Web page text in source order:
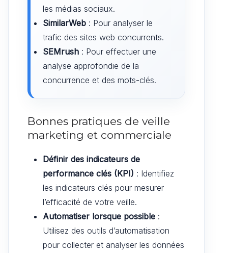
les médias sociaux.
SimilarWeb : Pour analyser le
trafic des sites web concurrents.
SEMrush : Pour effectuer une
analyse approfondie de la
concurrence et des mots-clés.
Bonnes pratiques de veille
marketing et commerciale
Définir des indicateurs de
performance clés (KPI) : Identifiez
les indicateurs clés pour mesurer
l’efficacité de votre veille.
Automatiser lorsque possible :
Utilisez des outils d’automatisation
pour collecter et analyser les données